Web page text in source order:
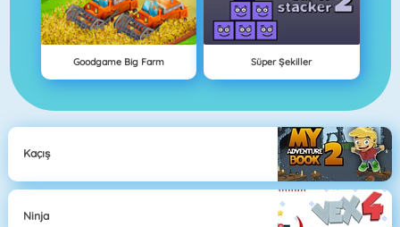
Goodgame Big Farm Süper Şekiller
Kaçış
Ninja